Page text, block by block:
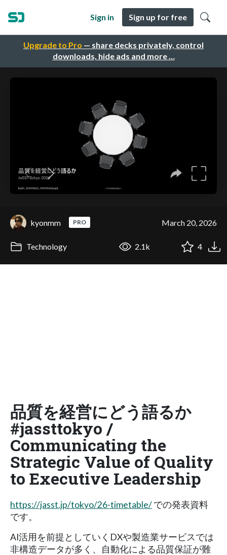
Upgrade to Pro — share decks privately, control
downloads, hide ads and more …
Sign in Sign up for free
kyonmm PRO March 20, 2026
Technology 2.1k 4
品質を経営にどう語るか
#jassttokyo /
Communicating the
Strategic Value of Quality
to Executive Leadership
https://jasst.jp/tokyo/26-timetable/での発表資料
です。
AI活用を前提としていくDXや製造業サービスでは
非構造データが多く、自動化による品質保証が難